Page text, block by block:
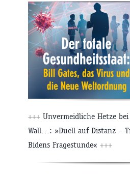
+++ Unvermeidliche Hetze
Wall…: »Duell auf Distanz –
Bidens Fragestunde« +++